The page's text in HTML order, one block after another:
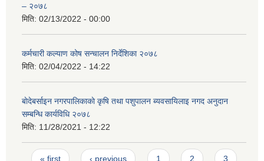
– २०७८
मिति: 02/13/2022 - 00:00
कर्मचारी कल्याण कोष सन्चालन निर्देशिका २०७८
मिति: 02/04/2022 - 14:22
बाेदेबर्साइन नगरपालिकाकाे कृषि तथा पशुपालन ब्यवसायिलाइ नगद अनुदान
सम्बन्धि कार्यविधि २०७८
मिति: 11/28/2021 - 12:22
« first ‹ previous 1 2 3